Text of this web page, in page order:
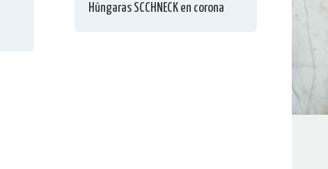
Húngaras SCCHNECK en corona